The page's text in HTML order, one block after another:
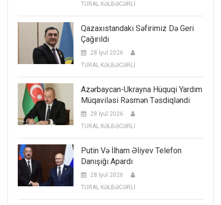
TURAL KƏLBƏCƏRLİ
Qazaxıstandakı Səfirimiz Də Geri
Çağırıldı
28 İyul 2026
TURAL KƏLBƏCƏRLİ
Azərbaycan-Ukrayna Hüquqi Yardım
Müqaviləsi Rəsmən Təsdiqləndi
28 İyul 2026
TURAL KƏLBƏCƏRLİ
Putin Və İlham Əliyev Telefon
Danışığı Apardı
28 İyul 2026
TURAL KƏLBƏCƏRLİ